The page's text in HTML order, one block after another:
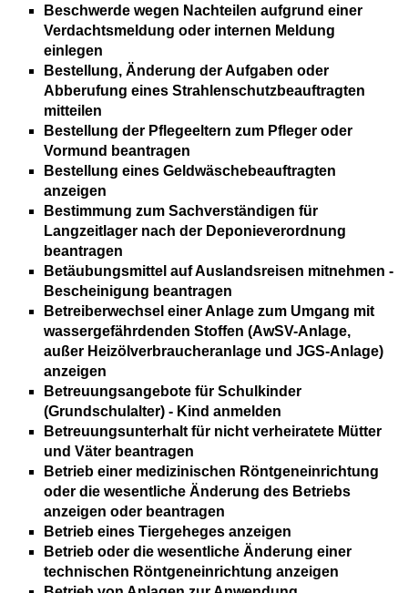
Beschwerde wegen Nachteilen aufgrund einer
Verdachtsmeldung oder internen Meldung
einlegen
Bestellung, Änderung der Aufgaben oder
Abberufung eines Strahlenschutzbeauftragten
mitteilen
Bestellung der Pflegeeltern zum Pfleger oder
Vormund beantragen
Bestellung eines Geldwäschebeauftragten
anzeigen
Bestimmung zum Sachverständigen für
Langzeitlager nach der Deponieverordnung
beantragen
Betäubungsmittel auf Auslandsreisen mitnehmen -
Bescheinigung beantragen
Betreiberwechsel einer Anlage zum Umgang mit
wassergefährdenden Stoffen (AwSV-Anlage,
außer Heizölverbraucheranlage und JGS-Anlage)
anzeigen
Betreuungsangebote für Schulkinder
(Grundschulalter) - Kind anmelden
Betreuungsunterhalt für nicht verheiratete Mütter
und Väter beantragen
Betrieb einer medizinischen Röntgeneinrichtung
oder die wesentliche Änderung des Betriebs
anzeigen oder beantragen
Betrieb eines Tiergeheges anzeigen
Betrieb oder die wesentliche Änderung einer
technischen Röntgeneinrichtung anzeigen